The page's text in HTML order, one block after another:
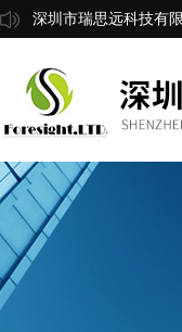
深圳市瑞思远科技有